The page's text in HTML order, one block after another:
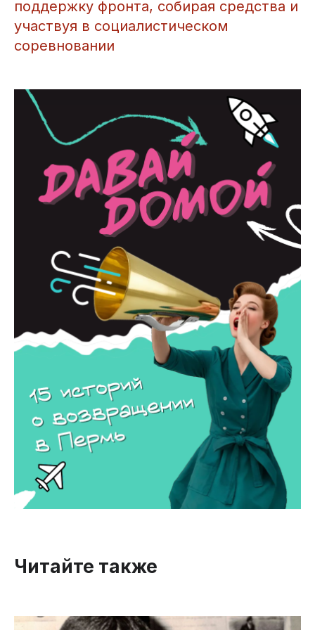
поддержку фронта, собирая средства и
участвуя в социалистическом
соревновании
Читайте также